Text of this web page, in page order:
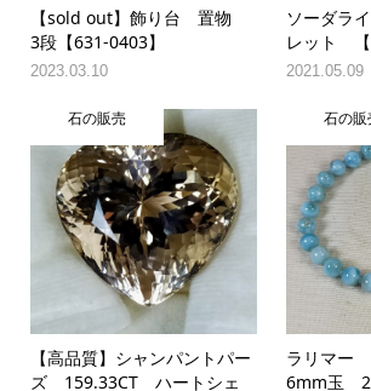
【sold out】飾り台 置物
3段【631-0403】
2023.03.10
ソーダラ
レット 【
2021.05.09
石の販売
【高品質】シャンパントパー
ズ 159.33CT ハートシェ
石の販
ラリマー
6mm玉